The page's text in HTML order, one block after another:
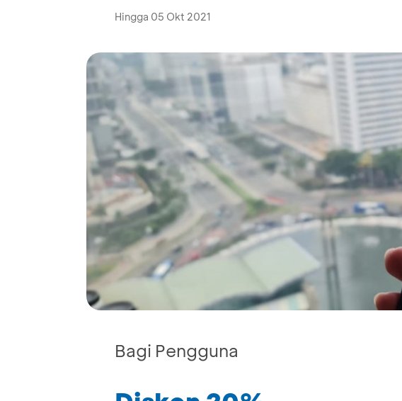
Hingga 05 Okt 2021
Bagi Pengguna